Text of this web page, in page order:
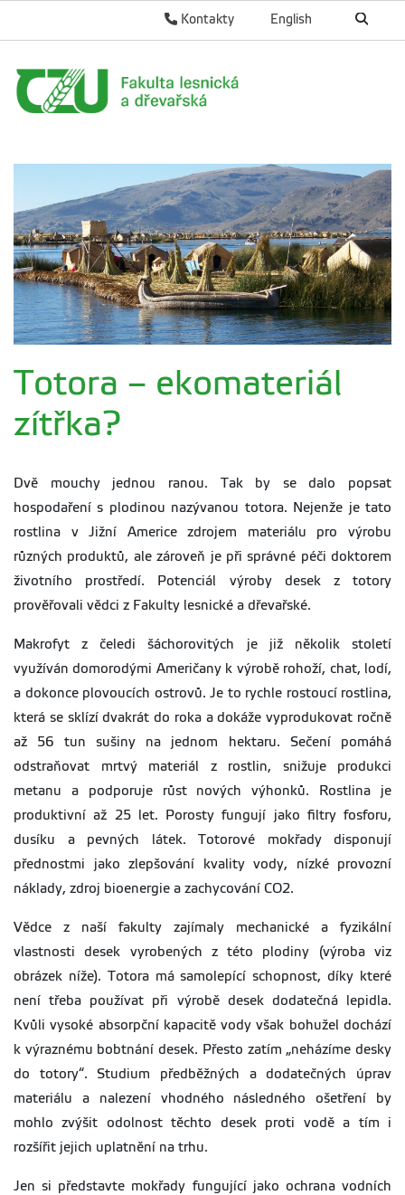
English
Kontakty
Totora – ekomateriál
zítřka?
Dvě mouchy jednou ranou. Tak by se dalo popsat
hospodaření s plodinou nazývanou totora. Nejenže je tato
rostlina v Jižní Americe zdrojem materiálu pro výrobu
různých produktů, ale zároveň je při správné péči doktorem
životního prostředí. Potenciál výroby desek z totory
prověřovali vědci z Fakulty lesnické a dřevařské.
Makrofyt z čeledi šáchorovitých je již několik století
využíván domorodými Američany k výrobě rohoží, chat, lodí,
a dokonce plovoucích ostrovů. Je to rychle rostoucí rostlina,
která se sklízí dvakrát do roka a dokáže vyprodukovat ročně
až 56 tun sušiny na jednom hektaru. Sečení pomáhá
odstraňovat mrtvý materiál z rostlin, snižuje produkci
metanu a podporuje růst nových výhonků. Rostlina je
produktivní až 25 let. Porosty fungují jako filtry fosforu,
dusíku a pevných látek. Totorové mokřady disponují
přednostmi jako zlepšování kvality vody, nízké provozní
náklady, zdroj bioenergie a zachycování CO2.
Vědce z naší fakulty zajímaly mechanické a fyzikální
vlastnosti desek vyrobených z této plodiny (výroba viz
obrázek níže). Totora má samolepící schopnost, díky které
není třeba používat při výrobě desek dodatečná lepidla.
Kvůli vysoké absorpční kapacitě vody však bohužel dochází
k výraznému bobtnání desek. Přesto zatím „neházíme desky
do totory“. Studium předběžných a dodatečných úprav
materiálu a nalezení vhodného následného ošetření by
mohlo zvýšit odolnost těchto desek proti vodě a tím i
rozšířit jejich uplatnění na trhu.
Jen si představte mokřady fungující jako ochrana vodních